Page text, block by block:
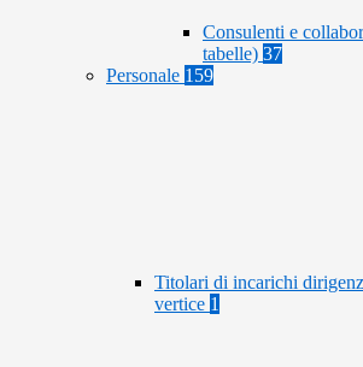
Consulenti e
tabelle) 37
Personale 159
Titolari di incarichi
vertice 1